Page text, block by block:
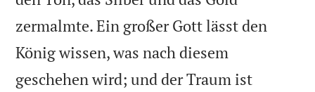
zermalmte. Ein großer Gott lässt den
König wissen, was nach diesem
geschehen wird; und der Traum ist